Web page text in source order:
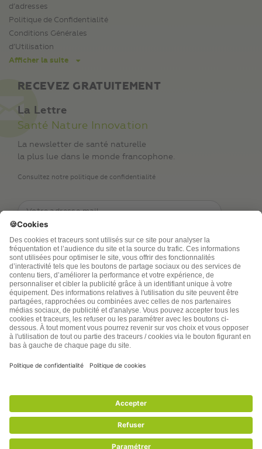
d’adresses
Politique de Confidentialité
Conditions Générales
d’Utilisation
Afficher la suite
RECEVEZ GRATUITEMENT
La Lettre
Santé Nature Innovation
La newsletter de santé naturelle
la plus lue dans le monde francophone.
Consultez notre politique de confidentialité
TSA Publications SA collecte mes nom, prénom,
adresse de messagerie électronique et numéro de
téléphone afin de répondre aux demandes de
renseignements. Ce traitement est nécessaire à
l’exécution des mesures sollicitées. Pour en savoir
plus sur vos droits vous pouvez consulter notre
politique de confidentialité